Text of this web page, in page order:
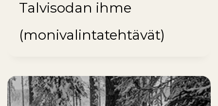
Talvisodan ihme
(monivalintatehtävät)